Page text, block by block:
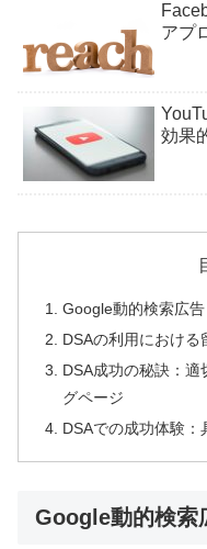
アプ
効果
Google動的検索広
DSAの利用における
DSA成功の秘訣：
グページ
DSAでの成功体験：
Google動的検索